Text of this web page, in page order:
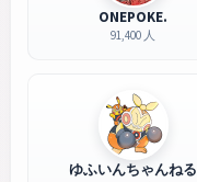
ONEPOKE.
91,400 人
ゆふいんちゃんねる